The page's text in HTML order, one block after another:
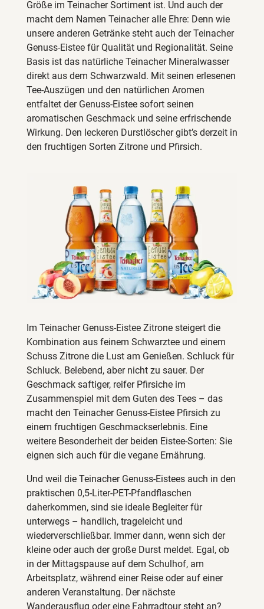
Größe im Teinacher Sortiment ist. Und auch der
macht dem Namen Teinacher alle Ehre: Denn wie
unsere anderen Getränke steht auch der Teinacher
Genuss-Eistee für Qualität und Regionalität. Seine
Basis ist das natürliche Teinacher Mineralwasser
direkt aus dem Schwarzwald. Mit seinen erlesenen
Tee-Auszügen und den natürlichen Aromen
entfaltet der Genuss-Eistee sofort seinen
aromatischen Geschmack und seine erfrischende
Wirkung. Den leckeren Durstlöscher gibt’s derzeit in
den fruchtigen Sorten Zitrone und Pfirsich.
Im Teinacher Genuss-Eistee Zitrone steigert die
Kombination aus feinem Schwarztee und einem
Schuss Zitrone die Lust am Genießen. Schluck für
Schluck. Belebend, aber nicht zu sauer. Der
Geschmack saftiger, reifer Pfirsiche im
Zusammenspiel mit dem Guten des Tees – das
macht den Teinacher Genuss-Eistee Pfirsich zu
einem fruchtigen Geschmackserlebnis. Eine
weitere Besonderheit der beiden Eistee-Sorten: Sie
eignen sich auch für die vegane Ernährung.
Und weil die Teinacher Genuss-Eistees auch in den
praktischen 0,5-Liter-PET-Pfandflaschen
daherkommen, sind sie ideale Begleiter für
unterwegs – handlich, trageleicht und
wiederverschließbar. Immer dann, wenn sich der
kleine oder auch der große Durst meldet. Egal, ob
in der Mittagspause auf dem Schulhof, am
Arbeitsplatz, während einer Reise oder auf einer
anderen Veranstaltung. Der nächste
Wanderausflug oder eine Fahrradtour steht an?